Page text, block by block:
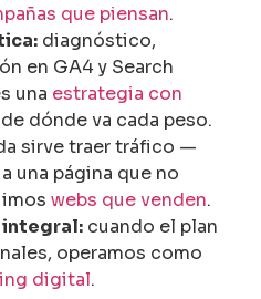
que piensan.
diagnóstico,
en GA4 y Search
una estrategia con
dónde va cada peso.
sirve traer tráfico —
una página que no
webs que venden.
cuando el plan
operamos como
digital.